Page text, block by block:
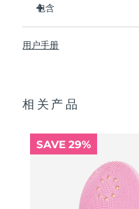
物。
清除毛孔深处的杂质，
抚平细纹，帮助放松面部
16档强度，符合人体工
包含
USB 充电线
通用操作指南
用户手册
相关产品
SAVE 29%